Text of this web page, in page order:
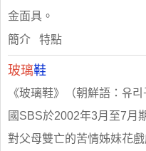
金面具。
簡介 特點
玻璃鞋
《玻璃鞋》（朝鮮語：유
國SBS於2002年3月至7月
對父母雙亡的苦情姊妹花戲